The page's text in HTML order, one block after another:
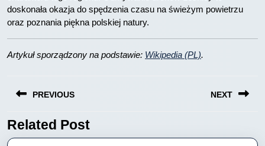
doskonała okazja do spędzenia czasu na świeżym powietrzu
oraz poznania piękna polskiej natury.
Artykuł sporządzony na podstawie: Wikipedia (PL).
wpisuPREVIOUS
Previous
post:
NEXT
post:
Related Post